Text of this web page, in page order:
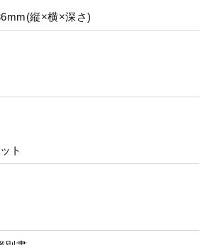
縦×横×深さ)
ト